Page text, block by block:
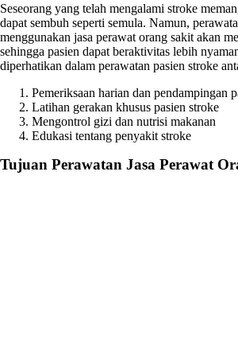
Seseorang yang telah mengalami stroke
dapat sembuh seperti semula. Namun,
menggunakan jasa perawat orang sakit akan
sehingga pasien dapat beraktivitas lebih
diperhatikan dalam perawatan pasien stroke
Pemeriksaan harian dan pendampingan
Latihan gerakan khusus pasien stroke
Mengontrol gizi dan nutrisi makanan
Edukasi tentang penyakit stroke
Tujuan Perawatan Jasa Perawat